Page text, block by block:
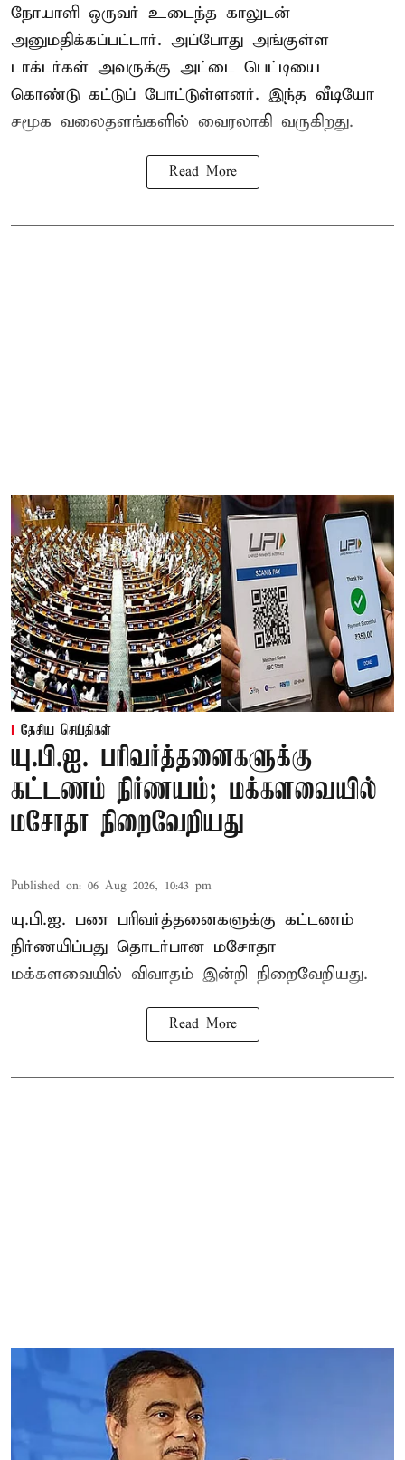
நோயாளி ஒருவர் உடைந்த காலுடன்
அனுமதிக்கப்பட்டார். அப்போது அங்குள்ள
டாக்டர்கள் அவருக்கு அட்டை பெட்டியை
கொண்டு கட்டுப் போட்டுள்ளனர். இந்த வீடியோ
சமூக வலைதளங்களில் வைரலாகி வருகிறது.
Read More
தேசிய செய்திகள்
யு.பி.ஐ. பரிவர்த்தனைகளுக்கு
கட்டணம் நிர்ணயம்; மக்களவையில்
மசோதா நிறைவேறியது
Published on: 06 Aug 2026, 10:43 pm
யு.பி.ஐ. பண பரிவர்த்தனைகளுக்கு கட்டணம்
நிர்ணயிப்பது தொடர்பான மசோதா
மக்களவையில் விவாதம் இன்றி நிறைவேறியது.
Read More